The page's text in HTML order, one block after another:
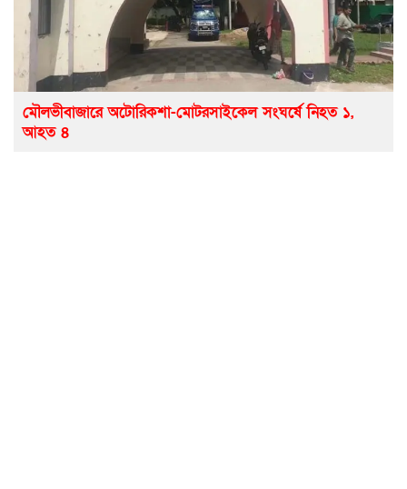
মৌলভীবাজারে অটোরিকশা-মোটরসাইকেল সংঘর্ষে নিহত ১,
আহত ৪